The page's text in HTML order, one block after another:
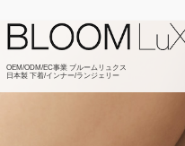
OEM/ODM/EC事業 ブルームリュクス
日本製 下着/インナー/ランジェリー